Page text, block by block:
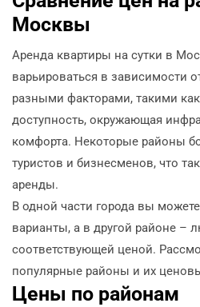
Москвы
Аренда квартиры на сутки в
варьироваться в зависимости
разными факторами, такими как
доступность, окружающая
комфорта. Некоторые районы
туристов и бизнесменов, что
аренды.
В одной части города вы
варианты, а в другой районе –
соответствующей ценой.
популярные районы и их
Цены по районам